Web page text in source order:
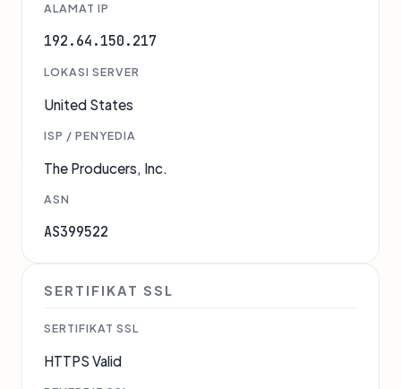
ALAMAT IP
192.64.150.217
LOKASI SERVER
United States
ISP / PENYEDIA
The Producers, Inc.
ASN
AS399522
SERTIFIKAT SSL
SERTIFIKAT SSL
HTTPS Valid